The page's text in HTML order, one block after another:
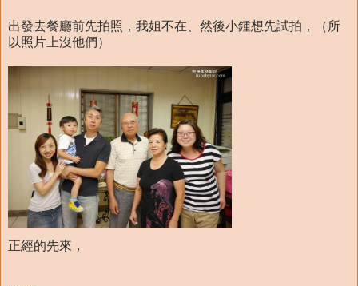
出發去餐廳前先拍照，我姐不在、然後小鍾想先試拍，（所
以照片上沒他們）
正經的先來，